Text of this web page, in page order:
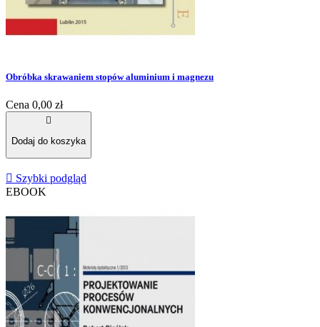
Obróbka skrawaniem stopów aluminium i magnezu
Cena 0,00 zł

Dodaj do koszyka
 Szybki podgląd
EBOOK